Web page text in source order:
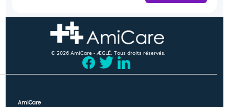
© 2026 AmiCare - ÆGLÉ. Tous droits réservés.
AmiCare